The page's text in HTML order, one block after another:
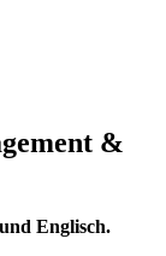
&
Englisch.